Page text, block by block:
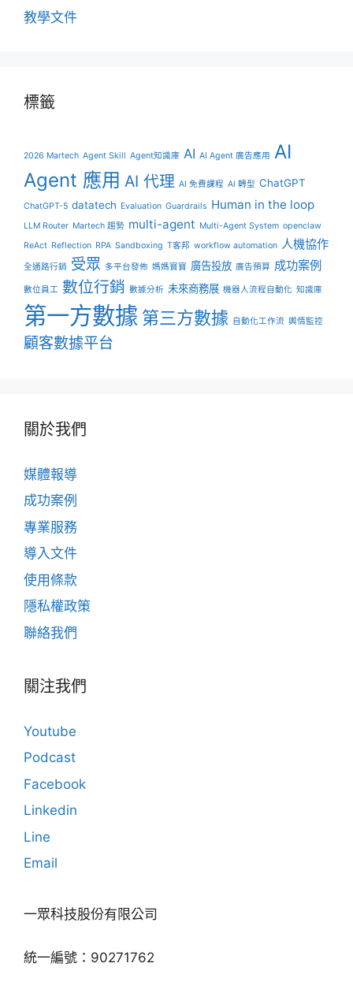
教學文件
標籤
2026 Martech Agent Skill Agent知識庫 AI AI Agent 廣告應用 AI
Agent 應用 AI 代理 AI 免費課程 AI 轉型 ChatGPT
ChatGPT-5 datatech Evaluation Guardrails Human in the loop
LLM Router Martech 趨勢 multi-agent Multi-Agent System openclaw
ReAct Reflection RPA Sandboxing T客邦 workflow automation 人機協作
全通路行銷 受眾 多平台發佈 媽媽寶寶 廣告投放 廣告預算 成功案例
數位員工 數位行銷 數據分析 未來商務展 機器人流程自動化 知識庫
第一方數據 第三方數據 自動化工作流 輿情監控
顧客數據平台
關於我們
媒體報導
成功案例
專業服務
導入文件
使用條款
隱私權政策
聯絡我們
關注我們
Youtube
Podcast
Facebook
Linkedin
Line
Email
一眾科技股份有限公司
統一編號：90271762